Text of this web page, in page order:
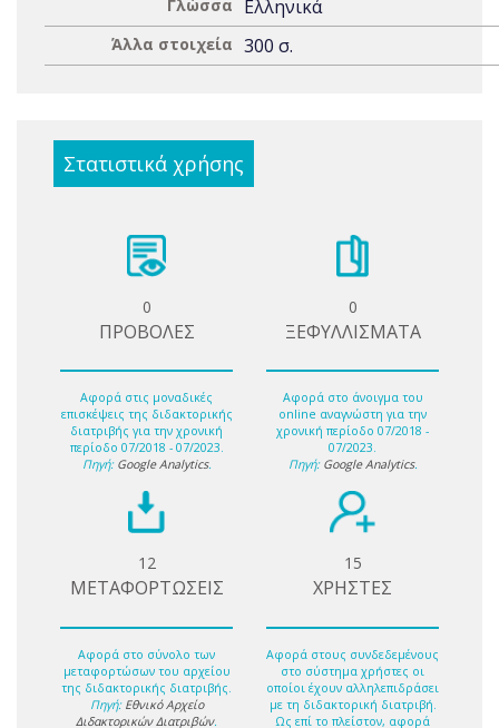
Γλώσσα Ελληνικά
Άλλα στοιχεία 300 σ.
Στατιστικά χρήσης
0
ΠΡΟΒΟΛΕΣ
Αφορά στις μοναδικές
επισκέψεις της διδακτορικής
διατριβής για την χρονική
περίοδο 07/2018 - 07/2023.
Πηγή: Google Analytics.
0
ΞΕΦΥΛΛΙΣΜΑΤΑ
Αφορά στο άνοιγμα του
online αναγνώστη για την
χρονική περίοδο 07/2018 -
07/2023.
Πηγή: Google Analytics.
12
ΜΕΤΑΦΟΡΤΩΣΕΙΣ
Αφορά στο σύνολο των
μεταφορτώσων του αρχείου
της διδακτορικής διατριβής.
Πηγή: Εθνικό Αρχείο
Διδακτορικών Διατριβών.
15
ΧΡΗΣΤΕΣ
Αφορά στους συνδεδεμένους
στο σύστημα χρήστες οι
οποίοι έχουν αλληλεπιδράσει
με τη διδακτορική διατριβή.
Ως επί το πλείστον, αφορά